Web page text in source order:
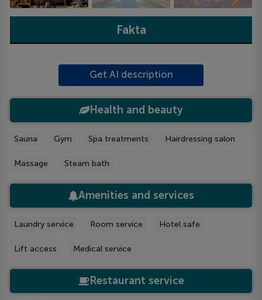
Fakta
Get AI description
Health and beauty
Sauna Gym Spa treatments Hairdressing salon
Massage Steam bath
Amenities and services
Laundry service Room service Hotel safe
Lift access Medical service
Restaurant service